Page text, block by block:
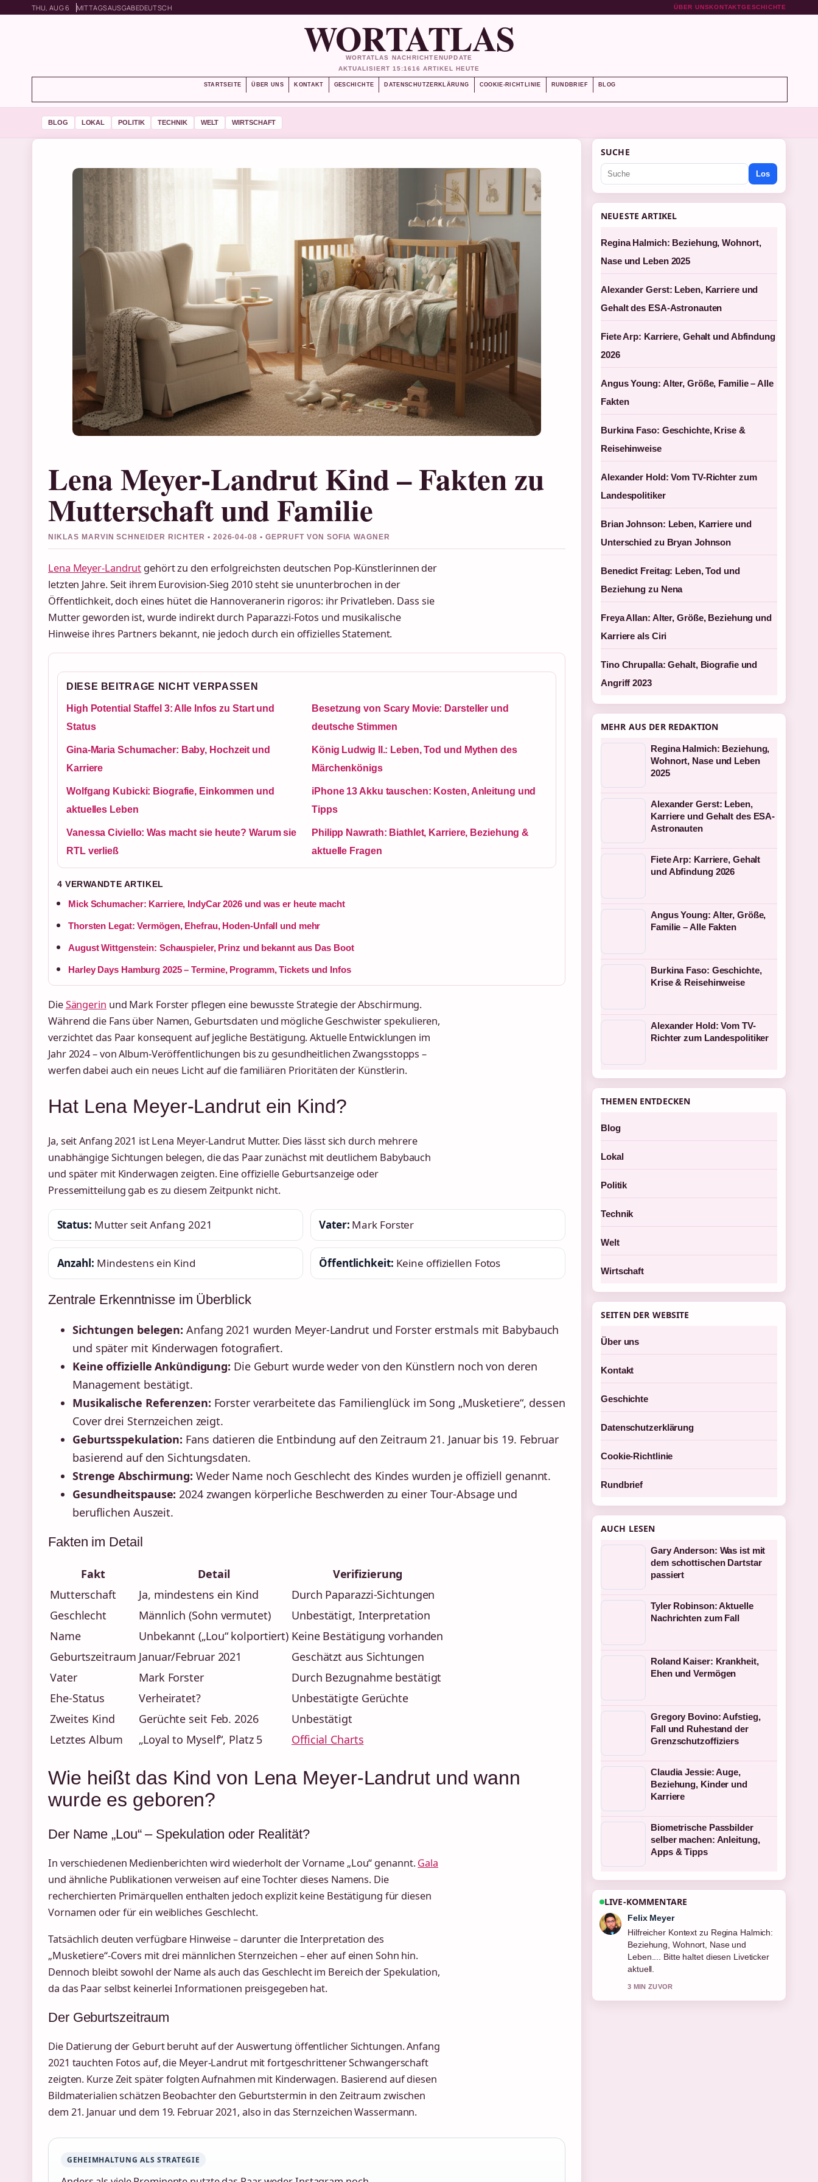
THU, AUG 6 MITTAGSAUSGABEDEUTSCH ÜBER UNSKONTAKTGESCHICHTE
WORTATLAS
WORTATLAS NACHRICHTENUPDATE
AKTUALISIERT 15:1616 ARTIKEL HEUTE
STARTSEITE ÜBER UNS KONTAKT GESCHICHTE DATENSCHUTZERKLÄRUNG COOKIE-RICHTLINIE RUNDBRIEF BLOG
BLOG LOKAL POLITIK TECHNIK WELT WIRTSCHAFT
Lena Meyer-Landrut Kind – Fakten zu
Mutterschaft und Familie
NIKLAS MARVIN SCHNEIDER RICHTER • 2026-04-08 • GEPRUFT VON SOFIA WAGNER
Lena Meyer-Landrut gehört zu den erfolgreichsten deutschen Pop-Künstlerinnen der
letzten Jahre. Seit ihrem Eurovision-Sieg 2010 steht sie ununterbrochen in der
Öffentlichkeit, doch eines hütet die Hannoveranerin rigoros: ihr Privatleben. Dass sie
Mutter geworden ist, wurde indirekt durch Paparazzi-Fotos und musikalische
Hinweise ihres Partners bekannt, nie jedoch durch ein offizielles Statement.
DIESE BEITRAGE NICHT VERPASSEN
High Potential Staffel 3: Alle Infos zu Start und
Status
Besetzung von Scary Movie: Darsteller und
deutsche Stimmen
Gina-Maria Schumacher: Baby, Hochzeit und
Karriere
König Ludwig II.: Leben, Tod und Mythen des
Märchenkönigs
Wolfgang Kubicki: Biografie, Einkommen und
aktuelles Leben
iPhone 13 Akku tauschen: Kosten, Anleitung und
Tipps
Vanessa Civiello: Was macht sie heute? Warum sie
RTL verließ
Philipp Nawrath: Biathlet, Karriere, Beziehung &
aktuelle Fragen
4 VERWANDTE ARTIKEL
Mick Schumacher: Karriere, IndyCar 2026 und was er heute macht
Thorsten Legat: Vermögen, Ehefrau, Hoden-Unfall und mehr
August Wittgenstein: Schauspieler, Prinz und bekannt aus Das Boot
Harley Days Hamburg 2025 – Termine, Programm, Tickets und Infos
DieSängerin und Mark Forster pflegen eine bewusste Strategie der Abschirmung.
Während die Fans über Namen, Geburtsdaten und mögliche Geschwister spekulieren,
verzichtet das Paar konsequent auf jegliche Bestätigung. Aktuelle Entwicklungen im
Jahr 2024 – von Album-Veröffentlichungen bis zu gesundheitlichen Zwangsstopps –
werfen dabei auch ein neues Licht auf die familiären Prioritäten der Künstlerin.
Hat Lena Meyer-Landrut ein Kind?
Ja, seit Anfang 2021 ist Lena Meyer-Landrut Mutter. Dies lässt sich durch mehrere
unabhängige Sichtungen belegen, die das Paar zunächst mit deutlichem Babybauch
und später mit Kinderwagen zeigten. Eine offizielle Geburtsanzeige oder
Pressemitteilung gab es zu diesem Zeitpunkt nicht.
Status: Mutter seit Anfang 2021 Vater: Mark Forster
Anzahl: Mindestens ein Kind Öffentlichkeit: Keine offiziellen Fotos
Zentrale Erkenntnisse im Überblick
Sichtungen belegen: Anfang 2021 wurden Meyer-Landrut und Forster erstmals mit Babybauch
und später mit Kinderwagen fotografiert.
Keine offizielle Ankündigung: Die Geburt wurde weder von den Künstlern noch von deren
Management bestätigt.
Musikalische Referenzen: Forster verarbeitete das Familienglück im Song „Musketiere“, dessen
Cover drei Sternzeichen zeigt.
Geburtsspekulation: Fans datieren die Entbindung auf den Zeitraum 21. Januar bis 19. Februar
basierend auf den Sichtungsdaten.
Strenge Abschirmung: Weder Name noch Geschlecht des Kindes wurden je offiziell genannt.
Gesundheitspause: 2024 zwangen körperliche Beschwerden zu einer Tour-Absage und
beruflichen Auszeit.
Fakten im Detail
Fakt Detail
Verifizierung
Mutterschaft
Ja, mindestens ein Kind
Durch Paparazzi-Sichtungen
Geschlecht
Männlich (Sohn vermutet)
Unbestätigt, Interpretation
Name
Unbekannt („Lou“ kolportiert) Keine Bestätigung vorhanden
Geburtszeitraum Januar/Februar 2021
Geschätzt aus Sichtungen
Vater
Mark Forster
Durch Bezugnahme bestätigt
Ehe-Status
Verheiratet?
Unbestätigte Gerüchte
Zweites Kind
Gerüchte seit Feb. 2026
Unbestätigt
Letztes Album
„Loyal to Myself“, Platz 5 Official Charts
Wie heißt das Kind von Lena Meyer-Landrut und wann
wurde es geboren?
Der Name „Lou“ – Spekulation oder Realität?
In verschiedenen Medienberichten wird wiederholt der Vorname „Lou“ genannt.Gala
und ähnliche Publikationen verweisen auf eine Tochter dieses Namens. Die
recherchierten Primärquellen enthalten jedoch explizit keine Bestätigung für diesen
Vornamen oder für ein weibliches Geschlecht.
Tatsächlich deuten verfügbare Hinweise – darunter die Interpretation des
„Musketiere“-Covers mit drei männlichen Sternzeichen – eher auf einen Sohn hin.
Dennoch bleibt sowohl der Name als auch das Geschlecht im Bereich der Spekulation,
da das Paar selbst keinerlei Informationen preisgegeben hat.
Der Geburtszeitraum
Die Datierung der Geburt beruht auf der Auswertung öffentlicher Sichtungen. Anfang
2021 tauchten Fotos auf, die Meyer-Landrut mit fortgeschrittener Schwangerschaft
zeigten. Kurze Zeit später folgten Aufnahmen mit Kinderwagen. Basierend auf diesen
Bildmaterialien schätzen Beobachter den Geburtstermin in den Zeitraum zwischen
dem 21. Januar und dem 19. Februar 2021, also in das Sternzeichen Wassermann.
GEHEIMHALTUNG ALS STRATEGIE
SUCHE
Los
NEUESTE ARTIKEL
Regina Halmich: Beziehung, Wohnort,
Nase und Leben 2025
Alexander Gerst: Leben, Karriere und
Gehalt des ESA-Astronauten
Fiete Arp: Karriere, Gehalt und Abfindung
2026
Angus Young: Alter, Größe, Familie – Alle
Fakten
Burkina Faso: Geschichte, Krise &
Reisehinweise
Alexander Hold: Vom TV-Richter zum
Landespolitiker
Brian Johnson: Leben, Karriere und
Unterschied zu Bryan Johnson
Benedict Freitag: Leben, Tod und
Beziehung zu Nena
Freya Allan: Alter, Größe, Beziehung und
Karriere als Ciri
Tino Chrupalla: Gehalt, Biografie und
Angriff 2023
MEHR AUS DER REDAKTION
Regina Halmich: Beziehung,
Wohnort, Nase und Leben
2025
Alexander Gerst: Leben,
Karriere und Gehalt des ESA-
Astronauten
Fiete Arp: Karriere, Gehalt
und Abfindung 2026
Angus Young: Alter, Größe,
Familie – Alle Fakten
Burkina Faso: Geschichte,
Krise & Reisehinweise
Alexander Hold: Vom TV-
Richter zum Landespolitiker
THEMEN ENTDECKEN
Blog
Lokal
Politik
Technik
Welt
Wirtschaft
SEITEN DER WEBSITE
Über uns
Kontakt
Geschichte
Datenschutzerklärung
Cookie-Richtlinie
Rundbrief
AUCH LESEN
Gary Anderson: Was ist mit
dem schottischen Dartstar
passiert
Tyler Robinson: Aktuelle
Nachrichten zum Fall
Roland Kaiser: Krankheit,
Ehen und Vermögen
Gregory Bovino: Aufstieg,
Fall und Ruhestand der
Grenzschutzoffiziers
Claudia Jessie: Auge,
Beziehung, Kinder und
Karriere
Biometrische Passbilder
selber machen: Anleitung,
Apps & Tipps
LIVE-KOMMENTARE
Felix Meyer
Hilfreicher Kontext zu Regina Halmich:
Beziehung, Wohnort, Nase und
Leben.... Bitte haltet diesen Liveticker
aktuell.
3 MIN ZUVOR